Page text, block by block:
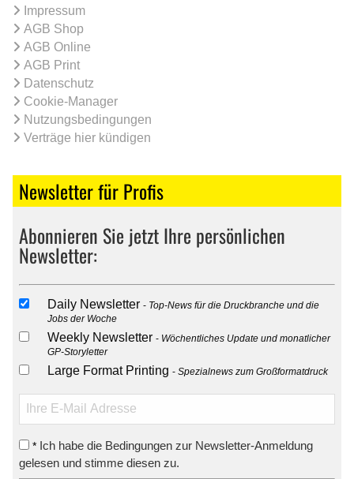
Impressum
AGB Shop
AGB Online
AGB Print
Datenschutz
Cookie-Manager
Nutzungsbedingungen
Verträge hier kündigen
Newsletter für Profis
Abonnieren Sie jetzt Ihre persönlichen
Newsletter:
Daily Newsletter
Top-News für die Druckbranche und die
Jobs der Woche
Weekly Newsletter
Wöchentliches Update und monatlicher
GP-Storyletter
Large Format Printing Spezialnews zum Großformatdruck
* Ich habe die Bedingungen zur Newsletter-Anmeldung
gelesen und stimme diesen zu.